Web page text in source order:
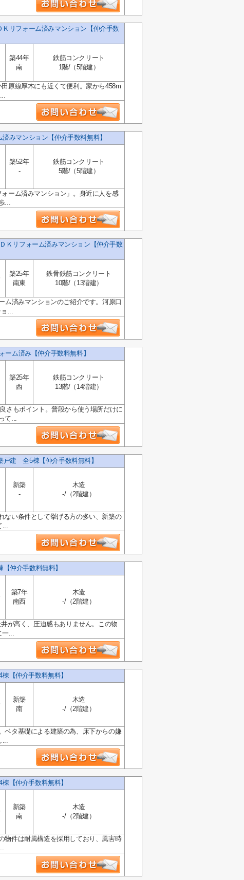
リフォーム済みマンション【仲介手数
築44年
南
鉄筋コンクリート
1階/（5階建）
原線厚木にも近くて便利。家から458m
みマンション【仲介手数料無料】
築52年
-
鉄筋コンクリート
5階/（5階建）
ーム済みマンション」。身近に人を感
...
リフォーム済みマンション【仲介手数
築25年
南東
鉄骨鉄筋コンクリート
10階/（13階建）
済みマンションのご紹介です。河原口
...
ム済み【仲介手数料無料】
築25年
西
鉄筋コンクリート
13階/（14階建）
さもポイント。普段から使う場所だけに
て...
建 全5棟【仲介手数料無料】
新築
-
木造
-/（2階建）
ない条件として挙げる方の多い、新築の
...
仲介手数料無料】
築7年
南西
木造
-/（2階建）
が高く、圧迫感もありません。この物
一...
仲介手数料無料】
新築
南
木造
-/（2階建）
ベタ基礎による建築の為、床下からの嫌
...
仲介手数料無料】
新築
南
木造
-/（2階建）
物件は耐風構造を採用しており、風害時